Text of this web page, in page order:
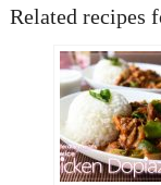
Related recipes